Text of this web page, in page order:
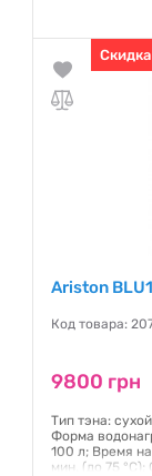
Гарантия:24
Ariston
Код товара:
9800 грн
Тип тэна:
Форма
100 л; Время
мин. (до 75